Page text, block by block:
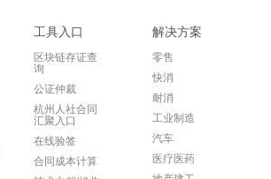
工具入口
区块链存证查
询
公证仲裁
杭州人社合同
汇聚入口
在线验签
合同成本计算
解决方案
零售
快消
耐消
工业制造
汽车
医疗医药